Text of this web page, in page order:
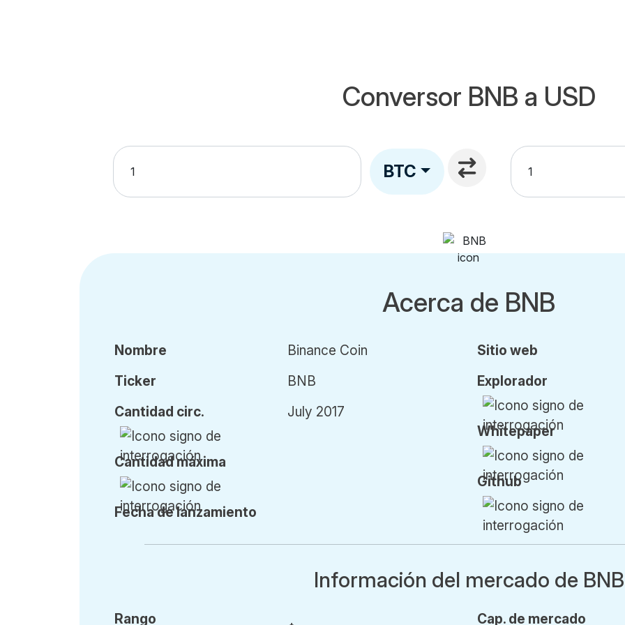
Conversor BNB a USD
BTC
Acerca de BNB
Nombre
Ticker
Cantidad circ.
Cantidadmáxima
Fecha de lanzamiento
Binance Coin
BNB
July 2017
Sitio web
Explorador
Whitepaper
Github
Información del mercado de BNB
Rango Cap. de mercado